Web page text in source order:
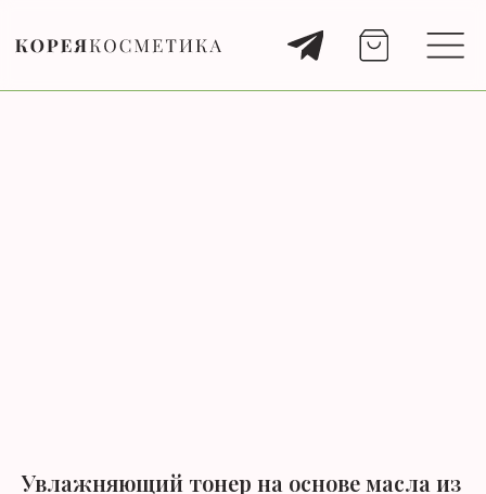
Увлажняющий тонер на основе масла из